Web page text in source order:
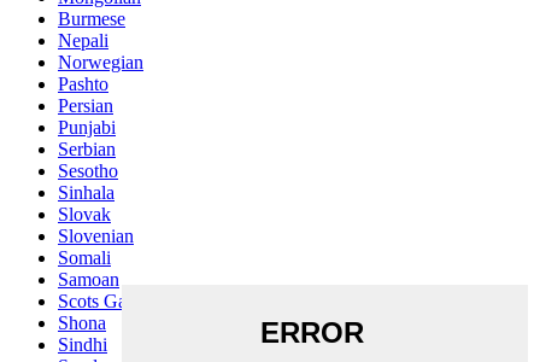
Burmese
Nepali
Norwegian
Pashto
Persian
Punjabi
Serbian
Sesotho
Sinhala
Slovak
Slovenian
Somali
Samoan
Scots Gaelic
Shona
Sindhi